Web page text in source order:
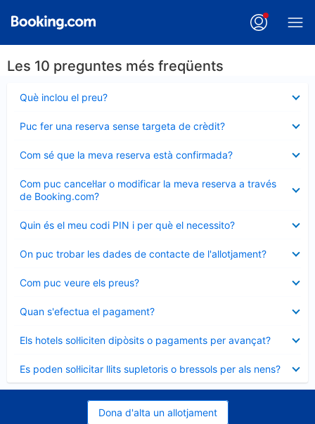
Les 10 preguntes més freqüents
Què inclou el preu?
tancat
Puc fer una reserva sense targeta de crèdit?
tancat
Com sé que la meva reserva està confirmada?
tancat
Com puc cancel·lar o modificar la meva reserva a través
de Booking.com?
tancat
Quin és el meu codi PIN i per què el necessito?
tancat
On puc trobar les dades de contacte de l'allotjament?
tancat
Com puc veure els preus?
tancat
Quan s'efectua el pagament?
tancat
Els hotels sol·liciten dipòsits o pagaments per avançat?
tancat
Es poden sol·licitar llits supletoris o bressols per als nens?
tancat
Dona d'alta un allotjament